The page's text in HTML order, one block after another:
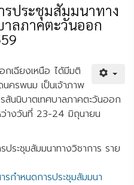
ประชุมสัมมนาทาง
ลภาคตะวันออก
กเฉียงเหนือ ได้มีมติ
ครพนม เป็นเจ้าภาพ
สันนิบาตเทศบาลภาคตะวันออก
ว่างวันที่ 23-24 มิถุนายน
ระชุมสัมมนาทางวิชาการ ราย
รกำหนดการประชุมสัมมนา